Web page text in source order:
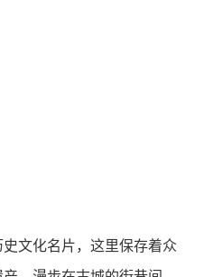
文化名片，这里保存着众